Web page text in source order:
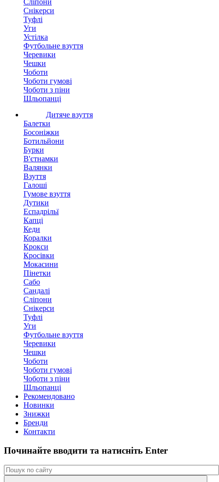
Сліпони
Снікерси
Туфлі
Уги
Устілка
Футбольне взуття
Черевики
Чешки
Чоботи
Чоботи гумові
Чоботи з піни
Шльопанці
Дитяче взуття
Балетки
Босоніжки
Ботильйони
Бурки
В'єтнамки
Валянки
Взуття
Галоші
Гумове взуття
Дутики
Еспадрільї
Капці
Кеди
Коралки
Крокси
Кросівки
Мокасини
Пінетки
Сабо
Сандалі
Сліпони
Снікерси
Туфлі
Уги
Футбольне взуття
Черевики
Чешки
Чоботи
Чоботи гумові
Чоботи з піни
Шльопанці
Рекомендовано
Новинки
Знижки
Бренди
Контакти
Починайте вводити та натиснiть Enter